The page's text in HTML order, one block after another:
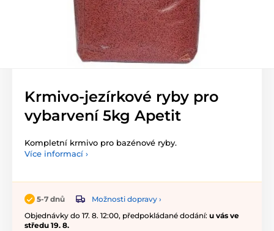
Krmivo-jezírkové ryby pro
vybarvení 5kg Apetit
Kompletní krmivo pro bazénové ryby.
Více informací ›
5-7 dnů
Možnosti dopravy ›
Objednávky do 17. 8. 12:00, předpokládané dodání: u vás ve
středu 19. 8.